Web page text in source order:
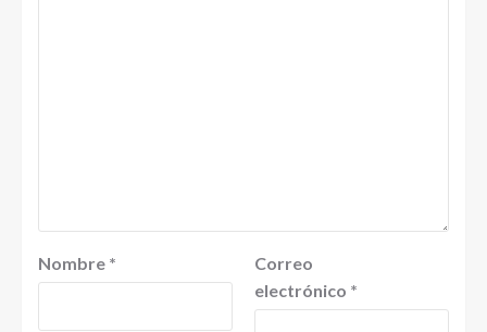
Nombre *
Correo
electrónico *